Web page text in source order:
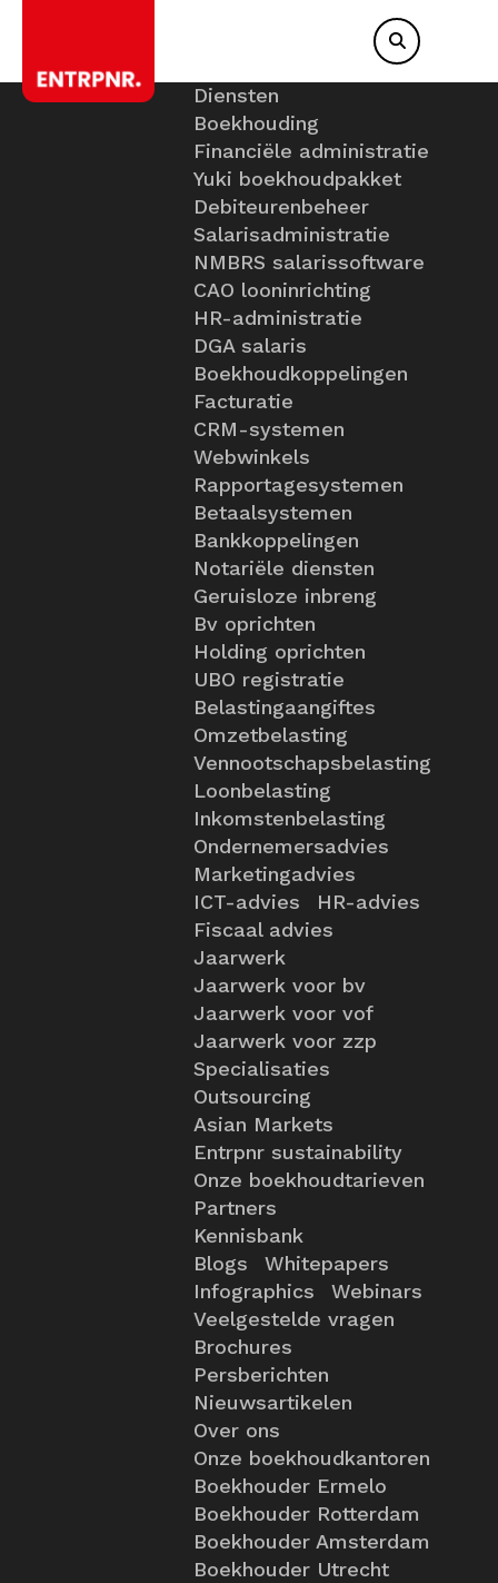
Diensten
Boekhouding
Financiële administratie
Yuki boekhoudpakket
Debiteurenbeheer
Salarisadministratie
NMBRS salarissoftware
CAO looninrichting
HR-administratie
DGA salaris
Boekhoudkoppelingen
Facturatie
CRM-systemen
Webwinkels
Rapportagesystemen
Betaalsystemen
Bankkoppelingen
Notariële diensten
Geruisloze inbreng
Bv oprichten
Holding oprichten
UBO registratie
Belastingaangiftes
Omzetbelasting
Vennootschapsbelasting
Loonbelasting
Inkomstenbelasting
Ondernemersadvies
Marketingadvies
ICT-advies
HR-advies
Fiscaal advies
Jaarwerk
Jaarwerk voor bv
Jaarwerk voor vof
Jaarwerk voor zzp
Specialisaties
Outsourcing
Asian Markets
Entrpnr sustainability
Onze boekhoudtarieven
Partners
Kennisbank
Blogs
Whitepapers
Infographics
Webinars
Veelgestelde vragen
Brochures
Persberichten
Nieuwsartikelen
Over ons
Onze boekhoudkantoren
Boekhouder Ermelo
Boekhouder Rotterdam
Boekhouder Amsterdam
Boekhouder Utrecht